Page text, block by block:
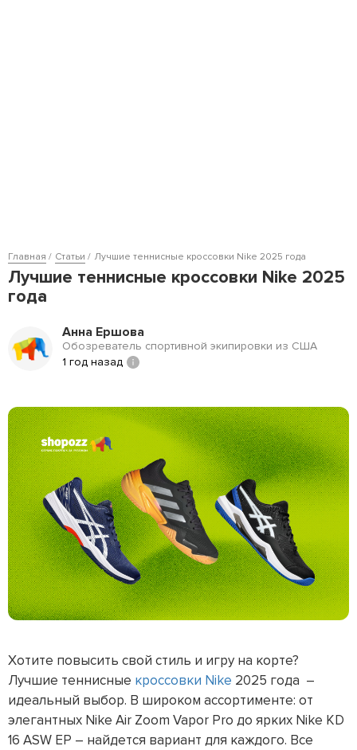
Главная Статьи Лучшие теннисные кроссовки Nike 2025 года
Лучшие теннисные кроссовки Nike 2025
года
Анна Ершова
Обозреватель спортивной экипировки из США
1 год назад
Хотите повысить свой стиль и игру на корте?
Лучшие теннисные кроссовки Nike 2025 года –
идеальный выбор. В широком ассортименте: от
элегантных Nike Air Zoom Vapor Pro до ярких Nike KD
16 ASW EP – найдется вариант для каждого. Все